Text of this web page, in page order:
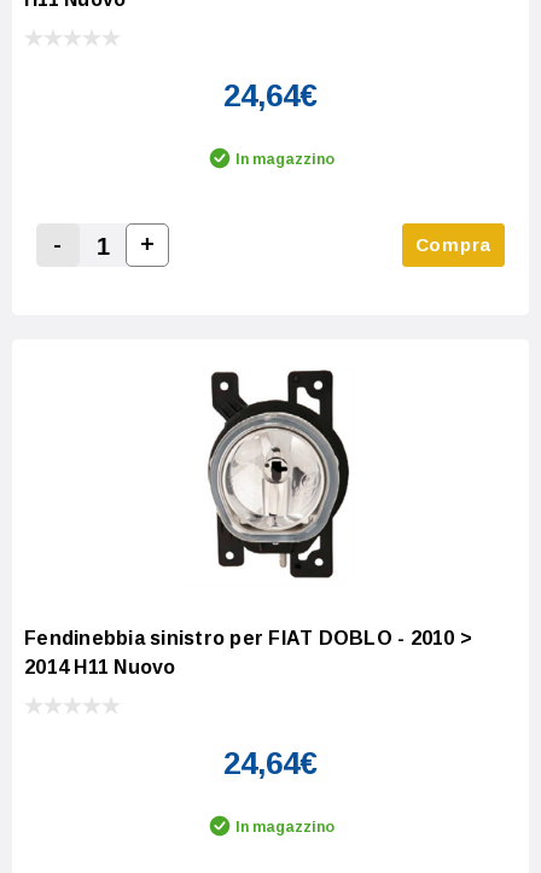
24,64€
In magazzino
Decrease Quantity:
-
Increase Quantity:
+ Compra
Fendinebbia sinistro per FIAT DOBLO - 2010 >
2014 H11 Nuovo
24,64€
In magazzino